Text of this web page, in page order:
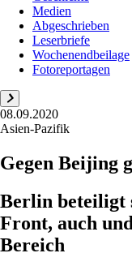
Medien
Abgeschrieben
Leserbriefe
Wochenendbeilage
Fotoreportagen
08.09.2020
Asien-Pazifik
Gegen Beijing
Berlin beteiligt
Front, auch
Bereich